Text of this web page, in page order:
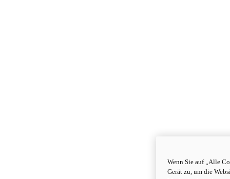
Wenn Sie auf „Alle
Gerät zu, um die